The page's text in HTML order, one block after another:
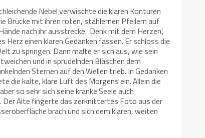
Nebel verwischte die klaren Konturen
Brücke mit ihren roten, stählernen Pfeilern auf
nach ihr ausstrecke. ‚Denk mit dem Herzen‘,
einen klaren Gedanken fassen. Er schloss die
zu springen. Dann malte er sich aus, wie sein
und in sprudelnden Bläschen dem
Sternen auf den Wellen trieb. In Gedanken
die kalte, klare Luft des Morgens ein. Allein die
so sehr sich seine kranke Seele auch
Der Alte fingerte das zerknittertes Foto aus der
brach und sich dem klaren, weiten